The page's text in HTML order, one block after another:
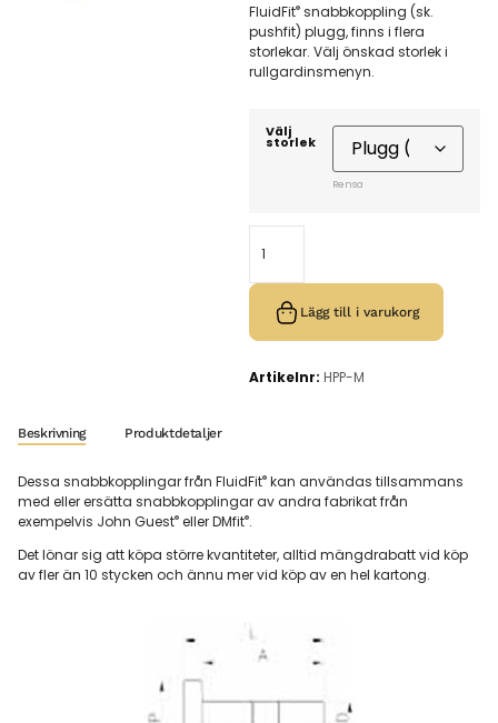
FluidFit® snabbkoppling (sk.
pushfit) plugg, finns i flera
storlekar. Välj önskad storlek i
rullgardinsmenyn.
Välj
storlek
Rensa
Lägg till i varukorg
Artikelnr: HPP06B
Beskrivning Produktdetaljer
Dessa snabbkopplingar från FluidFit® kan användas tillsammans
med eller ersätta snabbkopplingar av andra fabrikat från
exempelvis John Guest® eller DMfit®.
Det lönar sig att köpa större kvantiteter, alltid mängdrabatt vid köp
av fler än 10 stycken och ännu mer vid köp av en hel kartong.